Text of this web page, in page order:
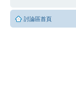
討論區首頁